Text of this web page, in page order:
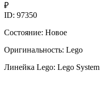
₽
ID: 97350
Состояние: Новое
Оригинальность: Lego
Линейка Lego: Lego System